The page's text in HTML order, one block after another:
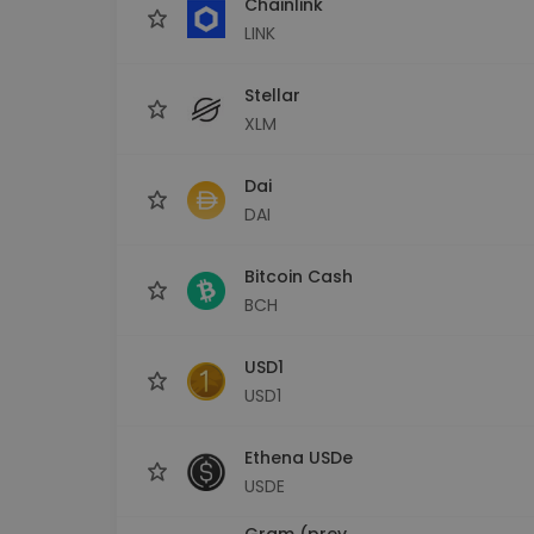
LINK
Stellar
XLM
Dai
DAI
Bitcoin Cash
BCH
USD1
USD1
Ethena USDe
USDE